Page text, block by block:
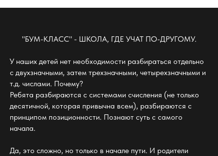
"БУМ-КЛАСС" - ШКОЛА, ГДЕ УЧАТ ПО-ДРУГОМУ.
У наших детей нет необходимости разбираться отдельно
с двухзначными, затем трехзначными, четырехзначными и
т.д. числами. Почему?
Ребята разбираются с системами счисления (не только
десятичной, которая привычна всем), разбираются с
принципом позиционности. Познают суть с самого
начала.
Да, это сложно, но только в начале пути. И родители